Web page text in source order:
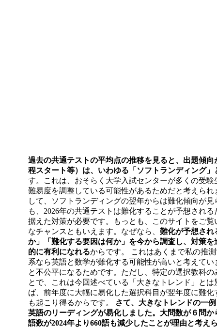
過去の共通テストの平均点の推移を見ると、出題傾
程スタート等）は、いわゆる「ソフトランディング」
す。これは、おそらく大学入試センターが多くの受
難易度を調整している可能性があるためだと考えら
して、
ソフトランディングの翌年からは難化傾向が見
も、 2026年の共通テストは難化することが予想される
据えた対策が必要です。もっとも、このサイトをご
なチャンスともいえます。なぜなら、 難化が予想され
か」「難化する要因は何か」を今から調査し、対策
的に有利になれるからです。 これはあくまで私の推
系なら英語と数学が難化する可能性が高いと考えて
と不公平になるためです。ただし、特定の選択教科
とで、これは今回述べている「大きなトレンド」と
ば、前年度に大幅に易化した選択科目が翌年度に難
も起こり得るからです。
さて、大きなトレンドの一
英語のリーディングが易化しました。大問数が６問
語数が2024年より660語も減少したことが理由と考え